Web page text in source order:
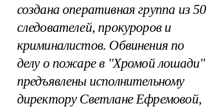
создана оперативная группа из 50
следователей, прокуроров и
криминалистов. Обвинения по
делу о пожаре в "Хромой лошади"
предъявлены исполнительному
директору Светлане Ефремовой,